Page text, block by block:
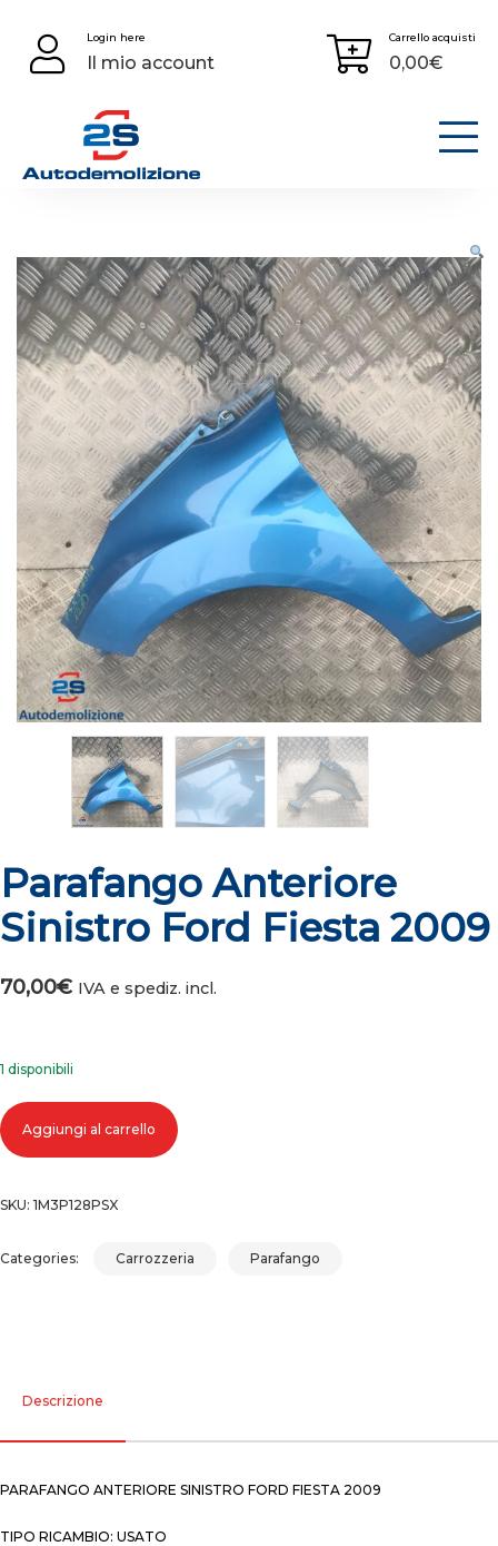
content
Login here
Il mio account
Carrello acquisti
0,00€
Parafango Anteriore
Sinistro Ford Fiesta 2009
70,00€ IVA e spediz. incl.
1 disponibili
Parafango anteriore sinistro ford fiesta 2009 quantità
Aggiungi al carrello
SKU: 1M3P128PSX
Categories: Carrozzeria Parafango
Descrizione
PARAFANGO ANTERIORE SINISTRO FORD FIESTA 2009
TIPO RICAMBIO: USATO